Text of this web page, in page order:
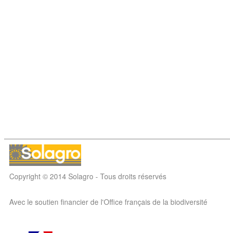
Copyright © 2014 Solagro - Tous droits réservés
Avec le soutien financier de l'Office français de la biodiversité